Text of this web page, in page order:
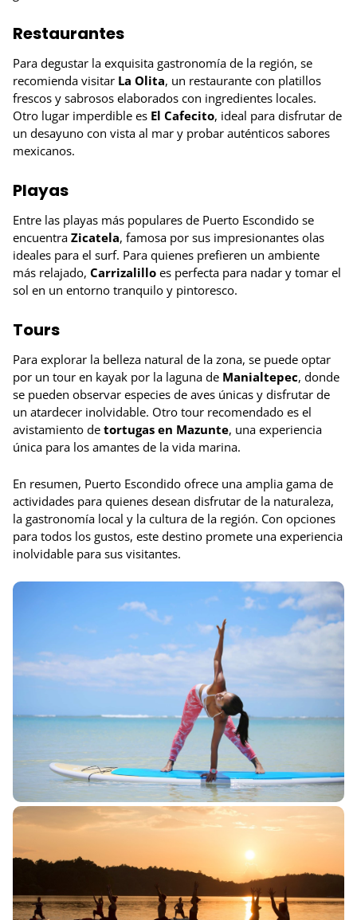
Restaurantes
Para degustar la exquisita gastronomía de la región, se
recomienda visitar La Olita, un restaurante con platillos
frescos y sabrosos elaborados con ingredientes locales.
Otro lugar imperdible es El Cafecito, ideal para disfrutar de
un desayuno con vista al mar y probar auténticos sabores
mexicanos.
Playas
Entre las playas más populares de Puerto Escondido se
encuentra Zicatela, famosa por sus impresionantes olas
ideales para el surf. Para quienes prefieren un ambiente
más relajado, Carrizalillo es perfecta para nadar y tomar el
sol en un entorno tranquilo y pintoresco.
Tours
Para explorar la belleza natural de la zona, se puede optar
por un tour en kayak por la laguna de Manialtepec, donde
se pueden observar especies de aves únicas y disfrutar de
un atardecer inolvidable. Otro tour recomendado es el
avistamiento de tortugas en Mazunte, una experiencia
única para los amantes de la vida marina.
En resumen, Puerto Escondido ofrece una amplia gama de
actividades para quienes desean disfrutar de la naturaleza,
la gastronomía local y la cultura de la región. Con opciones
para todos los gustos, este destino promete una experiencia
inolvidable para sus visitantes.